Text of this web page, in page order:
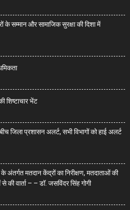
के सम्मान और सामाजिक सुरक्षा की दिशा में
शिष्टाचार भेंट
जिला प्रशासन अलर्ट, सभी विभागों को हाई अलर्ट
अंतर्गत मतदान केंद्रों का निरीक्षण, मतदाताओं की
वार्ता – – डॉ. जसविंदर सिंह गोगी